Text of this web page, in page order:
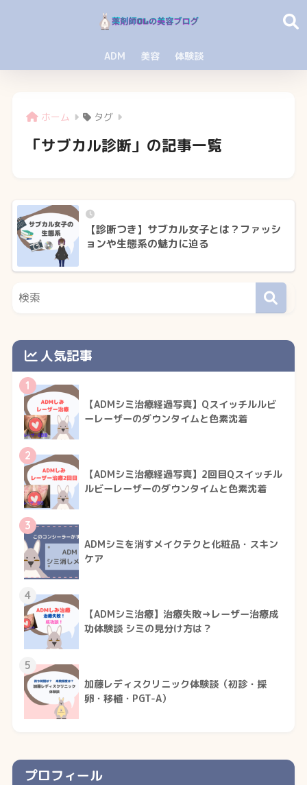
ADM 美容 体験談
ホーム タグ
「サブカル診断」の記事一覧
【診断つき】サブカル女子とは？ファッシ
ョンや生態系の魅力に迫る
人気記事
1
【ADMシミ治療経過写真】Qスイッチルルビ
ーレーザーのダウンタイムと色素沈着
2
【ADMシミ治療経過写真】2回目Qスイッチル
ルビーレーザーのダウンタイムと色素沈着
3
ADMシミを消すメイクテクと化粧品・スキン
ケア
4
【ADMシミ治療】治療失敗→レーザー治療成
功体験談 シミの見分け方は？
5
加藤レディスクリニック体験談（初診・採
卵・移植・PGT-A）
プロフィール